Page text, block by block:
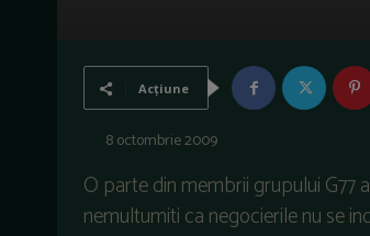
Acțiune
8 octombrie 2009
O parte din membrii grupului G77
nemultumiti ca negocierile nu se